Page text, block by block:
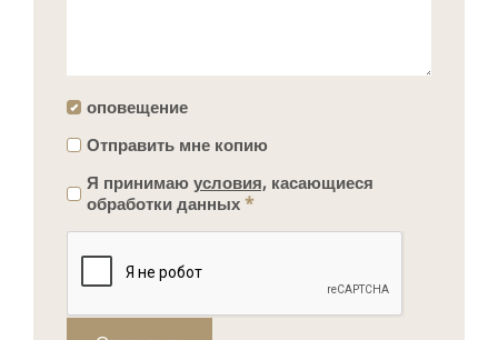
оповещение
Отправить мне копию
Я принимаю условия, касающиеся
обработки данных *